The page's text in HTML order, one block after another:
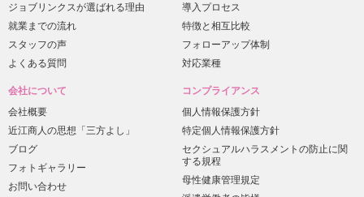
ジョブリンクスが選ばれる理由
就業までの流れ
スタッフの声
よくある質問
導入プロセス
特徴と相互比較
フォローアップ体制
対応業種
会社について
会社概要
近江商人の思想 「三方よし」
ブログ
フォトギャラリー
お問い合わせ
コンプライアンス
個人情報保護方針
特定個人情報保護方針
セクシュアルハラスメント の防止に関
する規程
母性健康管理規定